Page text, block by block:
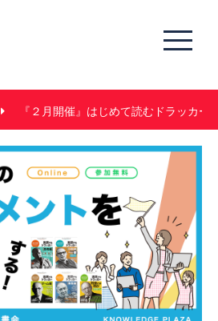
『２月開催』はじめて読むドラッカー